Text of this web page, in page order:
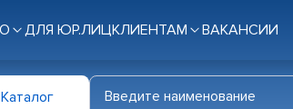
ДЛЯ ЮР.ЛИЦКЛИЕНТАМ ВАКАНСИИ
Каталог